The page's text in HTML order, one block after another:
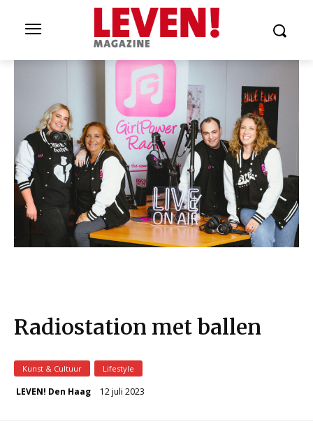
Radiostation met ballen
Kunst & Cultuur Lifestyle
LEVEN! Den Haag 12 juli 2023